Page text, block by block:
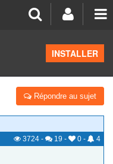
INSTALLER
AVIS ?
Répondre au sujet
3724 - 19 - 0 -
4